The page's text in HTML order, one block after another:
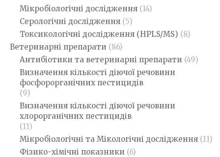
Мікробіологічні дослідження (14)
Серологічні дослідження (5)
Токсикологічні дослідження (HPLS/MS) (8)
Ветеринарні препарати (86)
Антибіотики та ветеринарні препарати (49)
Визначення кількості діючої речовини
фосфорорганічних пестицидів
(9)
Визначення кількості діючої речовини
хлорорганічних пестицидів
(11)
Мікробіологічні та Мікологічні дослідження (11)
Фізико-хімічні показники (6)